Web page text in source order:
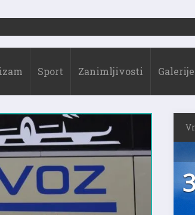
Sport Zanimljivosti Galerije